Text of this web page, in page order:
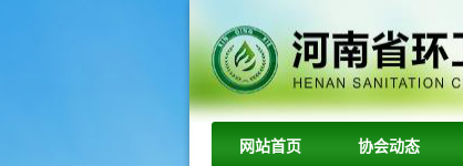
网站首页 协会动态